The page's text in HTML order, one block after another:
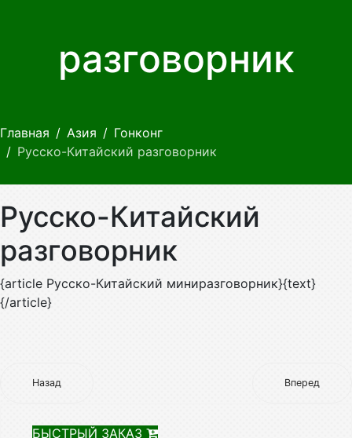
разговорник
Главная Азия
Гонконг
Русско-Китайский разговорник
Русско-Китайский
разговорник
{article Русско-Китайский миниразговорник}{text}
{/article}
Назад Вперед
БЫСТРЫЙ ЗАКАЗ